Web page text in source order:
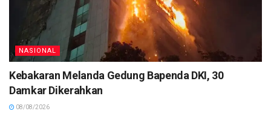
NASIONAL
Kebakaran Melanda Gedung Bapenda DKI, 30
Damkar Dikerahkan
08/08/2026